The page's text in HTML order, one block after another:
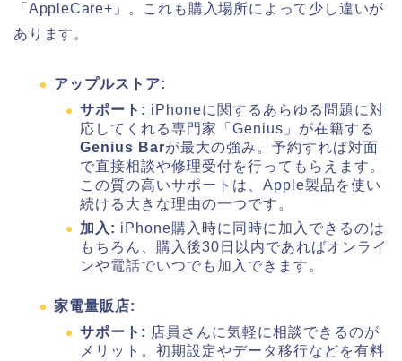
「AppleCare+」。これも購入場所によって少し違いが
あります。
アップルストア:
サポート: iPhoneに関するあらゆる問題に対
応してくれる専門家「Genius」が在籍する
Genius Barが最大の強み。予約すれば対面
で直接相談や修理受付を行ってもらえます。
この質の高いサポートは、Apple製品を使い
続ける大きな理由の一つです。
加入: iPhone購入時に同時に加入できるのは
もちろん、購入後30日以内であればオンライ
ンや電話でいつでも加入できます。
家電量販店:
サポート: 店員さんに気軽に相談できるのが
メリット。初期設定やデータ移行などを有料